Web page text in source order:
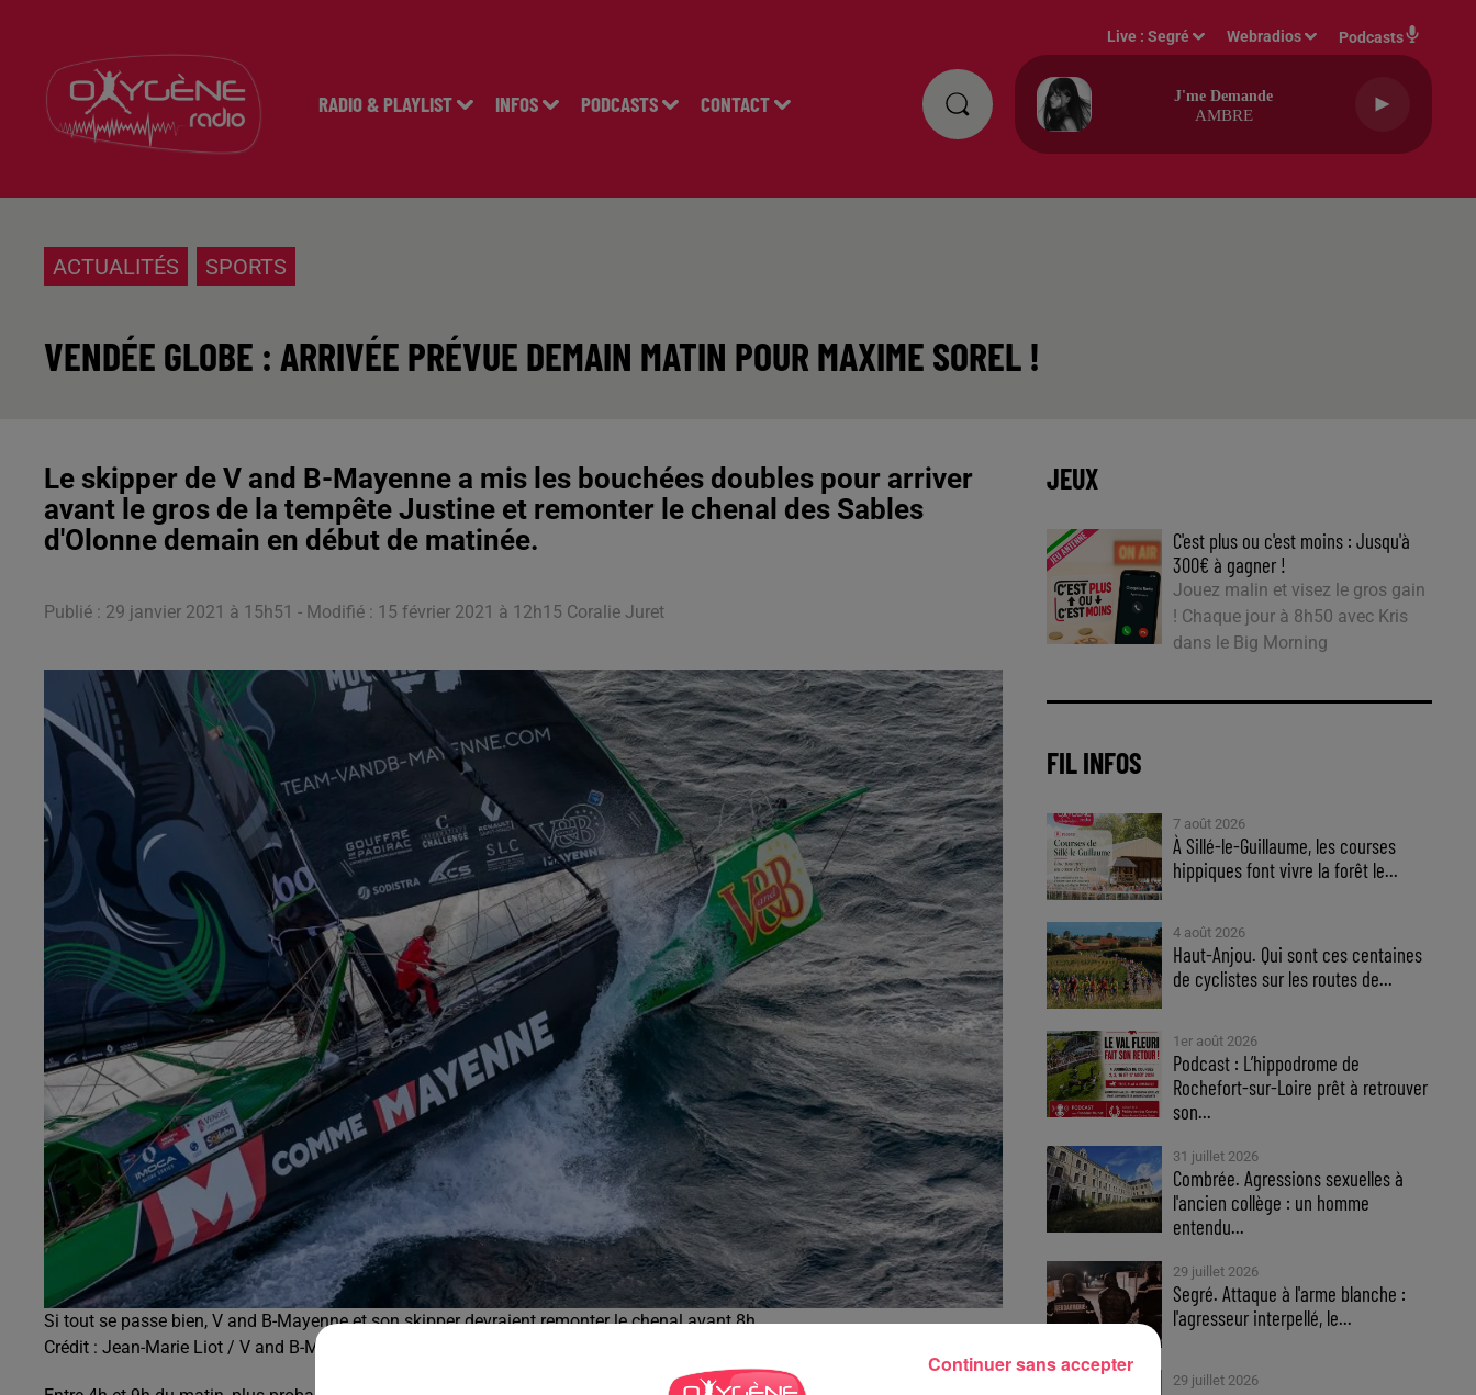
RADIO & PLAYLIST INFOS PODCASTS CONTACT
Live :Segré Webradios Podcasts
J'me Demande
AMBRE
ACTUALITÉS SPORTS
VENDÉE GLOBE : ARRIVÉE PRÉVUE DEMAIN MATIN POUR MAXIME SOREL !
Le skipper de V and B-Mayenne a mis les bouchées doubles pour arriver
avant le gros de la tempête Justine et remonter le chenal des Sables
d'Olonne demain en début de matinée.
Publié : 29 janvier 2021 à 15h51 - Modifié : 15 février 2021 à 12h15 Coralie Juret
Si tout se passe bien, V and B-Mayenne et son skipper devraient remonter le chenal avant 8h.
Crédit : Jean-Marie Liot / V and B-Mayenne
JEUX
C'est plus ou c'est moins : Jusqu'à
300€ à gagner !
Jouez malin et visez le gros gain
! Chaque jour à 8h50 avec Kris
dans le Big Morning
FIL INFOS
7 août 2026
À Sillé-le-Guillaume, les courses
hippiques font vivre la forêt le...
4 août 2026
Haut-Anjou. Qui sont ces centaines
de cyclistes sur les routes de...
1er août 2026
Podcast : L’hippodrome de
Rochefort-sur-Loire prêt à retrouver
son...
31 juillet 2026
Combrée. Agressions sexuelles à
l'ancien collège : un homme
entendu...
29 juillet 2026
Segré. Attaque à l'arme blanche :
l'agresseur interpellé, le...
29 juillet 2026
Continuer sans accepter